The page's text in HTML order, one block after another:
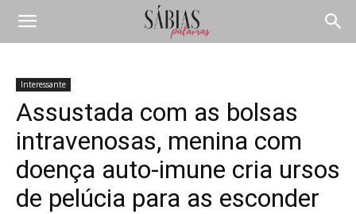
Interessante
Assustada com as bolsas
intravenosas, menina com
doença auto-imune cria ursos
de pelúcia para as esconder